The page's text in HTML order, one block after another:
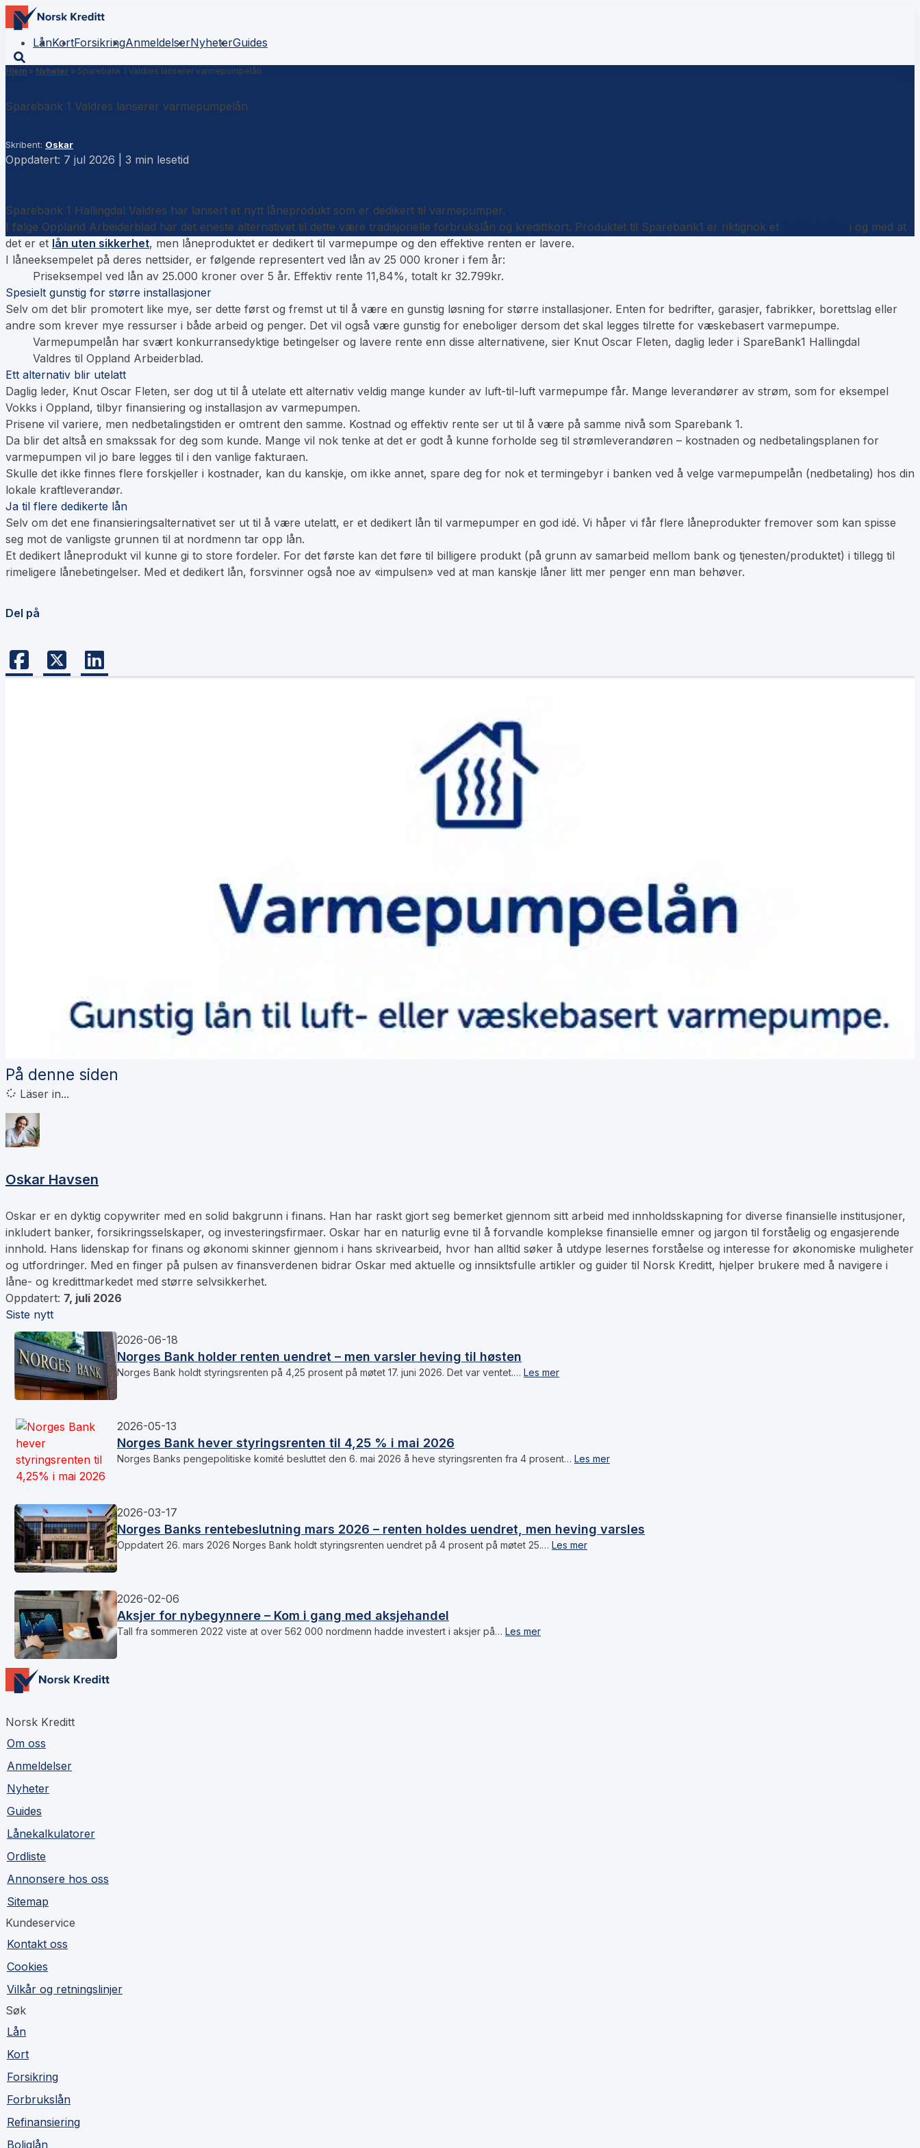
LånKortForsikringAnmeldelserNyheterGuides
Hjem » Nyheter » Sparebank 1 Valdres lanserer varmepumpelån
Sparebank 1 Valdres lanserer varmepumpelån
Skribent: Oskar
Oppdatert: 7 jul 2026 | 3 min lesetid
Sparebank 1 Hallingdal Valdres har lansert et nytt låneprodukt som er dedikert til varmepumper.
I følge Oppland Arbeiderblad har det eneste alternativet til dette være tradisjonelle forbrukslån og kredittkort. Produktet til Sparebank1 er riktignok et
i og med at
det er et lån uten sikkerhet, men låneproduktet er dedikert til varmepumpe og den effektive renten er lavere.
I låneeksempelet på deres nettsider, er følgende representert ved lån av 25 000 kroner i fem år:
Priseksempel ved lån av 25.000 kroner over 5 år. Effektiv rente 11,84%, totalt kr 32.799kr.
Spesielt gunstig for større installasjoner
Selv om det blir promotert like mye, ser dette først og fremst ut til å være en gunstig løsning for større installasjoner. Enten for bedrifter, garasjer, fabrikker, borettslag eller
andre som krever mye ressurser i både arbeid og penger. Det vil også være gunstig for eneboliger dersom det skal legges tilrette for væskebasert varmepumpe.
Varmepumpelån har svært konkurransedyktige betingelser og lavere rente enn disse alternativene, sier Knut Oscar Fleten, daglig leder i SpareBank1 Hallingdal
Valdres til Oppland Arbeiderblad.
Ett alternativ blir utelatt
Daglig leder, Knut Oscar Fleten, ser dog ut til å utelate ett alternativ veldig mange kunder av luft-til-luft varmepumpe får. Mange leverandører av strøm, som for eksempel
Vokks i Oppland, tilbyr finansiering og installasjon av varmepumpen.
Prisene vil variere, men nedbetalingstiden er omtrent den samme. Kostnad og effektiv rente ser ut til å være på samme nivå som Sparebank 1.
Da blir det altså en smakssak for deg som kunde. Mange vil nok tenke at det er godt å kunne forholde seg til strømleverandøren – kostnaden og nedbetalingsplanen for
varmepumpen vil jo bare legges til i den vanlige fakturaen.
Skulle det ikke finnes flere forskjeller i kostnader, kan du kanskje, om ikke annet, spare deg for nok et termingebyr i banken ved å velge varmepumpelån (nedbetaling) hos din
lokale kraftleverandør.
Ja til flere dedikerte lån
Selv om det ene finansieringsalternativet ser ut til å være utelatt, er et dedikert lån til varmepumper en god idé. Vi håper vi får flere låneprodukter fremover som kan spisse
seg mot de vanligste grunnen til at nordmenn tar opp lån.
Et dedikert låneprodukt vil kunne gi to store fordeler. For det første kan det føre til billigere produkt (på grunn av samarbeid mellom bank og tjenesten/produktet) i tillegg til
rimeligere lånebetingelser. Med et dedikert lån, forsvinner også noe av «impulsen» ved at man kanskje låner litt mer penger enn man behøver.
Del på
På denne siden
Läser in...
Oskar Havsen
Oskar er en dyktig copywriter med en solid bakgrunn i finans. Han har raskt gjort seg bemerket gjennom sitt arbeid med innholdsskapning for diverse finansielle institusjoner,
inkludert banker, forsikringsselskaper, og investeringsfirmaer. Oskar har en naturlig evne til å forvandle komplekse finansielle emner og jargon til forståelig og engasjerende
innhold. Hans lidenskap for finans og økonomi skinner gjennom i hans skrivearbeid, hvor han alltid søker å utdype lesernes forståelse og interesse for økonomiske muligheter
og utfordringer. Med en finger på pulsen av finansverdenen bidrar Oskar med aktuelle og innsiktsfulle artikler og guider til Norsk Kreditt, hjelper brukere med å navigere i
låne- og kredittmarkedet med større selvsikkerhet.
Oppdatert: 7, juli 2026
Siste nytt
2026-06-18
Norges Bank holder renten uendret – men varsler heving til høsten
Norges Bank holdt styringsrenten på 4,25 prosent på møtet 17. juni 2026. Det var ventet.… Les mer
2026-05-13
Norges Bank hever styringsrenten til 4,25 % i mai 2026
Norges Banks pengepolitiske komité besluttet den 6. mai 2026 å heve styringsrenten fra 4 prosent… Les mer
2026-03-17
Norges Banks rentebeslutning mars 2026 – renten holdes uendret, men heving varsles
Oppdatert 26. mars 2026 Norges Bank holdt styringsrenten uendret på 4 prosent på møtet 25.… Les mer
2026-02-06
Aksjer for nybegynnere – Kom i gang med aksjehandel
Tall fra sommeren 2022 viste at over 562 000 nordmenn hadde investert i aksjer på… Les mer
Norsk Kreditt
Om oss
Anmeldelser
Nyheter
Guides
Lånekalkulatorer
Ordliste
Annonsere hos oss
Sitemap
Kundeservice
Kontakt oss
Cookies
Vilkår og retningslinjer
Søk
Lån
Kort
Forsikring
Forbrukslån
Refinansiering
Boliglån